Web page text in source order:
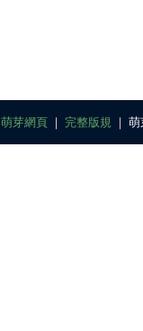
萌芽網頁 ｜ 完整版規 ｜